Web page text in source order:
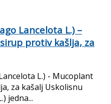
Lancelota L.) –
protiv kašlja, za
L.) - Mucoplant
za kašalj Uskolisnu
jedna...